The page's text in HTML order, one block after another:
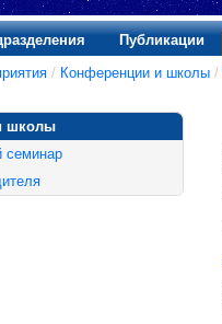
Публикации
/ Конференции и школы /
школы
семинар